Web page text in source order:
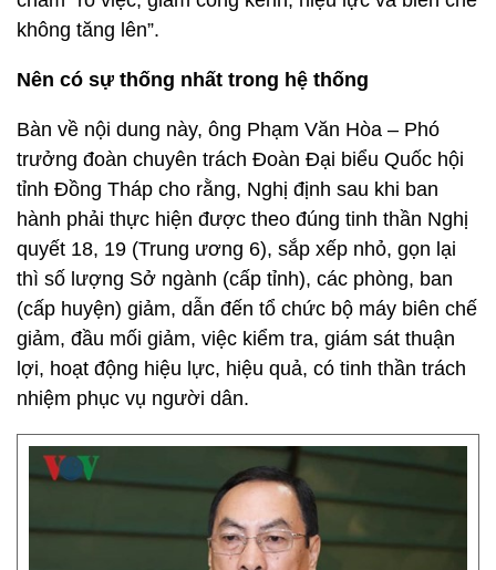
không tăng lên”.
Nên có sự thống nhất trong hệ thống
Bàn về nội dung này, ông Phạm Văn Hòa – Phó
trưởng đoàn chuyên trách Đoàn Đại biểu Quốc hội
tỉnh Đồng Tháp cho rằng, Nghị định sau khi ban
hành phải thực hiện được theo đúng tinh thần Nghị
quyết 18, 19 (Trung ương 6), sắp xếp nhỏ, gọn lại
thì số lượng Sở ngành (cấp tỉnh), các phòng, ban
(cấp huyện) giảm, dẫn đến tổ chức bộ máy biên chế
giảm, đầu mối giảm, việc kiểm tra, giám sát thuận
lợi, hoạt động hiệu lực, hiệu quả, có tinh thần trách
nhiệm phục vụ người dân.